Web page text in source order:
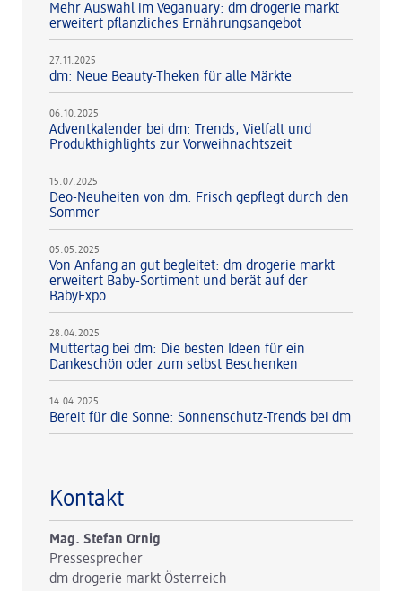
Mehr Auswahl im Veganuary: dm drogerie markt
erweitert pflanzliches Ernährungsangebot
27.11.2025
dm: Neue Beauty-Theken für alle Märkte
06.10.2025
Adventkalender bei dm: Trends, Vielfalt und
Produkthighlights zur Vorweihnachtszeit
15.07.2025
Deo-Neuheiten von dm: Frisch gepflegt durch den
Sommer
05.05.2025
Von Anfang an gut begleitet: dm drogerie markt
erweitert Baby-Sortiment und berät auf der
BabyExpo
28.04.2025
Muttertag bei dm: Die besten Ideen für ein
Dankeschön oder zum selbst Beschenken
14.04.2025
Bereit für die Sonne: Sonnenschutz-Trends bei dm
Kontakt
Mag. Stefan Ornig
Pressesprecher
dm drogerie markt Österreich